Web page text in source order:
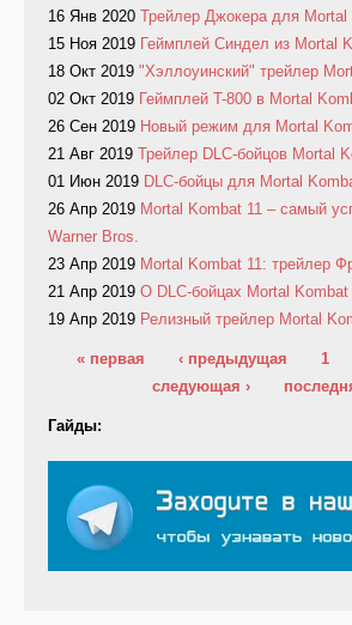
16 Янв 2020 Трейлер Джокера для Mortal
15 Ноя 2019 Геймплей Синдел из Mortal
18 Окт 2019 "Хэллоуинский" трейлер
02 Окт 2019 Геймплей T-800 в Mortal
26 Сен 2019 Новый режим для Mortal
21 Авг 2019 Трейлер DLC-бойцов Mortal
01 Июн 2019 DLC-бойцы для Mortal
26 Апр 2019 Mortal Kombat 11 – самый
Warner Bros.
23 Апр 2019 Mortal Kombat 11: трейлер
21 Апр 2019 O DLC-бойцах Mortal Kombat
19 Апр 2019 Релизный трейлер Mortal
« первая ‹ предыдущая 1
следующая ›
Гайды: